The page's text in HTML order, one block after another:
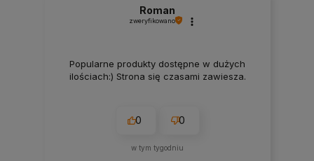
Roman
zweryfikowano
Popularne produkty dostępne w dużych
ilościach:) Strona się czasami zawiesza.
0 0
w tym tygodniu